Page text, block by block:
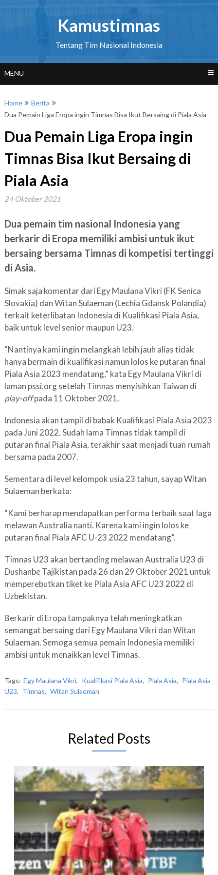
Kamustimnas
Tentang Tim Nasional Indonesia
MENU
Home
Berita
Dua Pemain Liga Eropa ingin Timnas Bisa Ikut Bersaing di Piala Asia
Dua Pemain Liga Eropa ingin
Timnas Bisa Ikut Bersaing di
Piala Asia
24 Oktober 2021
Dua pemain tim nasional Indonesia yang
berkarir di Eropa memiliki ambisi untuk ikut
bersaing bersama Timnas di kompetisi tertinggi
di Asia.
Simak saja komentar dari Egy Maulana Vikri (FK Senica
Slovakia) dan Witan Sulaeman (Lechia Gdansk Polandia)
terkait keterlibatan Indonesia di Kualifikasi Piala Asia,
baik untuk level senior maupun U23.
“Nantinya kami ingin melangkah lebih jauh alias tidak
hanya bermain di kualifikasi namun lolos ke putaran final
Piala Asia 2023 mendatang,” kata Egy Maulana Vikri di
laman pssi.org setelah Timnas menyisihkan Taiwan di
play-offpada 11 Oktober 2021.
Indonesia akan tampil di babak Kualifikasi Piala Asia 2023
pada Juni 2022. Sudah lama Timnas tidak tampil di
putaran final Piala Asia, terakhir saat menjadi tuan rumah
bersama pada 2007.
Sementara di level kelompok usia 23 tahun, sayap Witan
Sulaeman berkata:
“Kami berharap mendapatkan performa terbaik saat laga
melawan Australia nanti. Karena kami ingin lolos ke
putaran final Piala AFC U-23 2022 mendatang”.
Timnas U23 akan bertanding melawan Australia U23 di
Dushanbe Tajikistan pada 26 dan 29 Oktober 2021 untuk
memperebutkan tiket ke Piala Asia AFC U23 2022 di
Uzbekistan.
Berkarir di Eropa tampaknya telah meningkatkan
semangat bersaing dari Egy Maulana Vikri dan Witan
Sulaeman. Semoga semua pemain Indonesia memiliki
ambisi untuk menaikkan level Timnas.
Tags: Egy Maulana Vikri, Kualifikasi Piala Asia, Piala Asia, Piala Asia
U23, Timnas, Witan Sulaeman
Related Posts